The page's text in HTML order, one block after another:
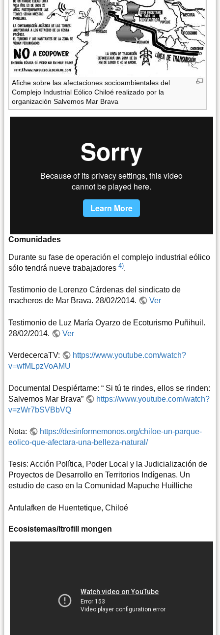
Afiche sobre las afectaciones socioambientales del
Complejo Industrial Eólico Chiloé realizado por la
organización Salvemos Mar Brava
Comunidades
Durante su fase de operación el complejo industrial eólico
sólo tendrá nueve trabajadores 4).
Testimonio de Lorenzo Cárdenas del sindicato de
macheros de Mar Brava. 28/02/2014.
Ver
Testimonio de Luz María Oyarzo de Ecoturismo Puñihuil.
28/02/2014.
Ver
VerdecercaTV:
https://www.youtube.com/watch?
v=wfMLpzVoAMU
Documental Despiértame: “ Si tú te rindes, ellos se rinden:
Salvemos Mar Brava”
https://www.youtube.com/watch?
v=zWr7bSVBbVQ
Nota:
https://desinformemonos.org/chiloe-un-parque-
eolico-que-afectara-una-belleza-natural/
Tesis: Acción Política, Poder Local y la Judicialización de
Proyectos de Desarrollo en Territorios Indígenas. Un
estudio de caso en la Comunidad Mapuche Huilliche
Antulafken de Huentetique, Chiloé
Ecosistemas/Itrofill mongen